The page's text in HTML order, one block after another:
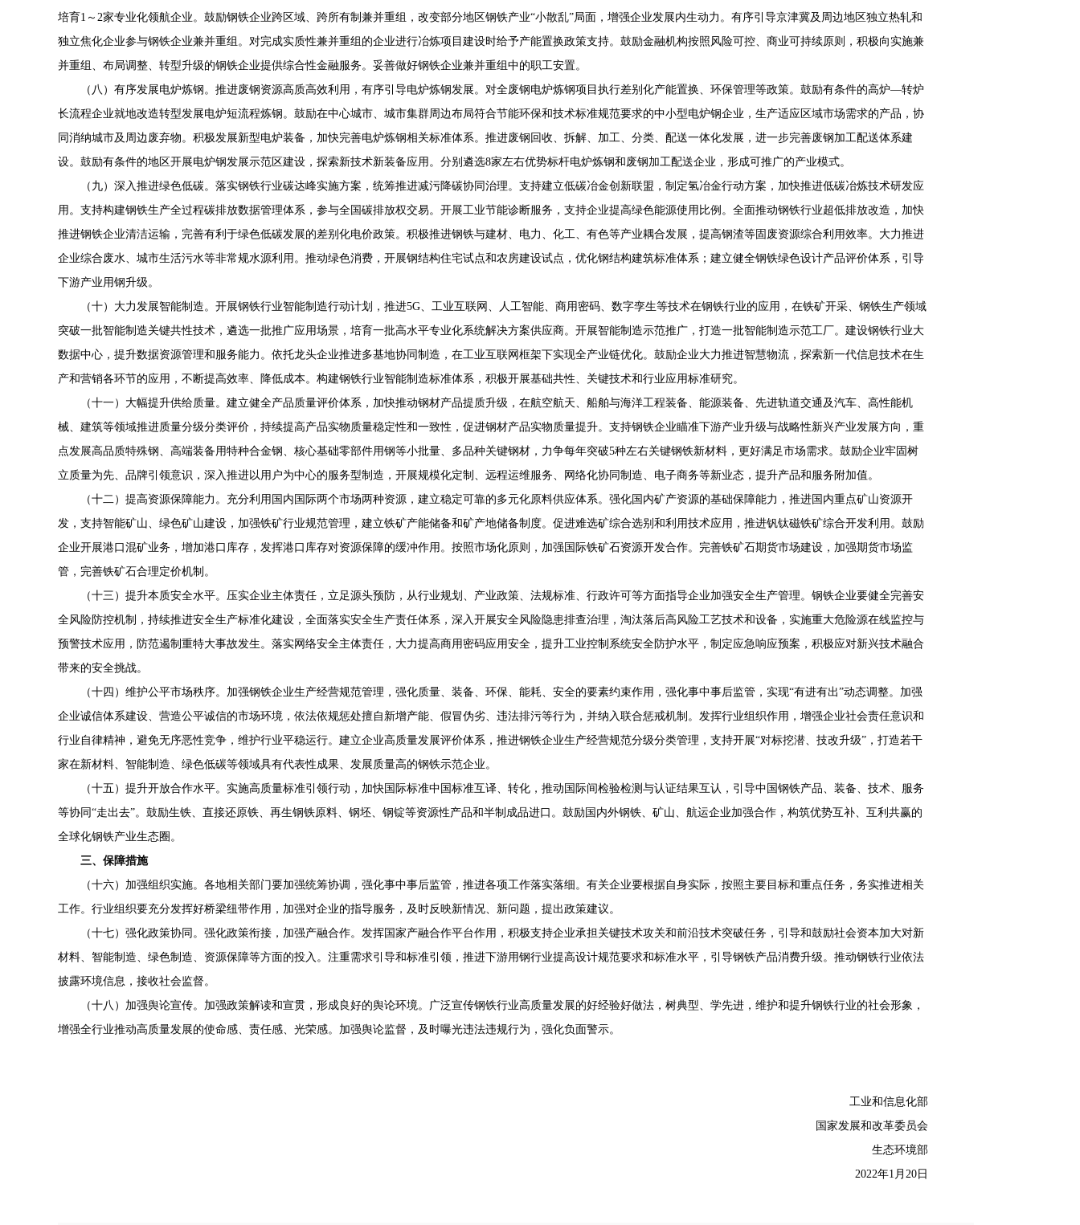
培育1～2家专业化领航企业。鼓励钢铁企业跨区域、跨所有制兼并重组，改变部分地区钢铁产业“小散乱”局面，增强企业发展内生动力。有序引导京津冀及周边地区独立热轧和
独立焦化企业参与钢铁企业兼并重组。对完成实质性兼并重组的企业进行冶炼项目建设时给予产能置换政策支持。鼓励金融机构按照风险可控、商业可持续原则，积极向实施兼
并重组、布局调整、转型升级的钢铁企业提供综合性金融服务。妥善做好钢铁企业兼并重组中的职工安置。
（八）有序发展电炉炼钢。推进废钢资源高质高效利用，有序引导电炉炼钢发展。对全废钢电炉炼钢项目执行差别化产能置换、环保管理等政策。鼓励有条件的高炉—转炉
长流程企业就地改造转型发展电炉短流程炼钢。鼓励在中心城市、城市集群周边布局符合节能环保和技术标准规范要求的中小型电炉钢企业，生产适应区域市场需求的产品，协
同消纳城市及周边废弃物。积极发展新型电炉装备，加快完善电炉炼钢相关标准体系。推进废钢回收、拆解、加工、分类、配送一体化发展，进一步完善废钢加工配送体系建
设。鼓励有条件的地区开展电炉钢发展示范区建设，探索新技术新装备应用。分别遴选8家左右优势标杆电炉炼钢和废钢加工配送企业，形成可推广的产业模式。
（九）深入推进绿色低碳。落实钢铁行业碳达峰实施方案，统筹推进减污降碳协同治理。支持建立低碳冶金创新联盟，制定氢冶金行动方案，加快推进低碳冶炼技术研发应
用。支持构建钢铁生产全过程碳排放数据管理体系，参与全国碳排放权交易。开展工业节能诊断服务，支持企业提高绿色能源使用比例。全面推动钢铁行业超低排放改造，加快
推进钢铁企业清洁运输，完善有利于绿色低碳发展的差别化电价政策。积极推进钢铁与建材、电力、化工、有色等产业耦合发展，提高钢渣等固废资源综合利用效率。大力推进
企业综合废水、城市生活污水等非常规水源利用。推动绿色消费，开展钢结构住宅试点和农房建设试点，优化钢结构建筑标准体系；建立健全钢铁绿色设计产品评价体系，引导
下游产业用钢升级。
（十）大力发展智能制造。开展钢铁行业智能制造行动计划，推进5G、工业互联网、人工智能、商用密码、数字孪生等技术在钢铁行业的应用，在铁矿开采、钢铁生产领域
突破一批智能制造关键共性技术，遴选一批推广应用场景，培育一批高水平专业化系统解决方案供应商。开展智能制造示范推广，打造一批智能制造示范工厂。建设钢铁行业大
数据中心，提升数据资源管理和服务能力。依托龙头企业推进多基地协同制造，在工业互联网框架下实现全产业链优化。鼓励企业大力推进智慧物流，探索新一代信息技术在生
产和营销各环节的应用，不断提高效率、降低成本。构建钢铁行业智能制造标准体系，积极开展基础共性、关键技术和行业应用标准研究。
（十一）大幅提升供给质量。建立健全产品质量评价体系，加快推动钢材产品提质升级，在航空航天、船舶与海洋工程装备、能源装备、先进轨道交通及汽车、高性能机
械、建筑等领域推进质量分级分类评价，持续提高产品实物质量稳定性和一致性，促进钢材产品实物质量提升。支持钢铁企业瞄准下游产业升级与战略性新兴产业发展方向，重
点发展高品质特殊钢、高端装备用特种合金钢、核心基础零部件用钢等小批量、多品种关键钢材，力争每年突破5种左右关键钢铁新材料，更好满足市场需求。鼓励企业牢固树
立质量为先、品牌引领意识，深入推进以用户为中心的服务型制造，开展规模化定制、远程运维服务、网络化协同制造、电子商务等新业态，提升产品和服务附加值。
（十二）提高资源保障能力。充分利用国内国际两个市场两种资源，建立稳定可靠的多元化原料供应体系。强化国内矿产资源的基础保障能力，推进国内重点矿山资源开
发，支持智能矿山、绿色矿山建设，加强铁矿行业规范管理，建立铁矿产能储备和矿产地储备制度。促进难选矿综合选别和利用技术应用，推进钒钛磁铁矿综合开发利用。鼓励
企业开展港口混矿业务，增加港口库存，发挥港口库存对资源保障的缓冲作用。按照市场化原则，加强国际铁矿石资源开发合作。完善铁矿石期货市场建设，加强期货市场监
管，完善铁矿石合理定价机制。
（十三）提升本质安全水平。压实企业主体责任，立足源头预防，从行业规划、产业政策、法规标准、行政许可等方面指导企业加强安全生产管理。钢铁企业要健全完善安
全风险防控机制，持续推进安全生产标准化建设，全面落实安全生产责任体系，深入开展安全风险隐患排查治理，淘汰落后高风险工艺技术和设备，实施重大危险源在线监控与
预警技术应用，防范遏制重特大事故发生。落实网络安全主体责任，大力提高商用密码应用安全，提升工业控制系统安全防护水平，制定应急响应预案，积极应对新兴技术融合
带来的安全挑战。
（十四）维护公平市场秩序。加强钢铁企业生产经营规范管理，强化质量、装备、环保、能耗、安全的要素约束作用，强化事中事后监管，实现“有进有出”动态调整。加强
企业诚信体系建设、营造公平诚信的市场环境，依法依规惩处擅自新增产能、假冒伪劣、违法排污等行为，并纳入联合惩戒机制。发挥行业组织作用，增强企业社会责任意识和
行业自律精神，避免无序恶性竞争，维护行业平稳运行。建立企业高质量发展评价体系，推进钢铁企业生产经营规范分级分类管理，支持开展“对标挖潜、技改升级”，打造若干
家在新材料、智能制造、绿色低碳等领域具有代表性成果、发展质量高的钢铁示范企业。
（十五）提升开放合作水平。实施高质量标准引领行动，加快国际标准中国标准互译、转化，推动国际间检验检测与认证结果互认，引导中国钢铁产品、装备、技术、服务
等协同“走出去”。鼓励生铁、直接还原铁、再生钢铁原料、钢坯、钢锭等资源性产品和半制成品进口。鼓励国内外钢铁、矿山、航运企业加强合作，构筑优势互补、互利共赢的
全球化钢铁产业生态圈。
三、保障措施
（十六）加强组织实施。各地相关部门要加强统筹协调，强化事中事后监管，推进各项工作落实落细。有关企业要根据自身实际，按照主要目标和重点任务，务实推进相关
工作。行业组织要充分发挥好桥梁纽带作用，加强对企业的指导服务，及时反映新情况、新问题，提出政策建议。
（十七）强化政策协同。强化政策衔接，加强产融合作。发挥国家产融合作平台作用，积极支持企业承担关键技术攻关和前沿技术突破任务，引导和鼓励社会资本加大对新
材料、智能制造、绿色制造、资源保障等方面的投入。注重需求引导和标准引领，推进下游用钢行业提高设计规范要求和标准水平，引导钢铁产品消费升级。推动钢铁行业依法
披露环境信息，接收社会监督。
（十八）加强舆论宣传。加强政策解读和宣贯，形成良好的舆论环境。广泛宣传钢铁行业高质量发展的好经验好做法，树典型、学先进，维护和提升钢铁行业的社会形象，
增强全行业推动高质量发展的使命感、责任感、光荣感。加强舆论监督，及时曝光违法违规行为，强化负面警示。
工业和信息化部
国家发展和改革委员会
生态环境部
2022年1月20日